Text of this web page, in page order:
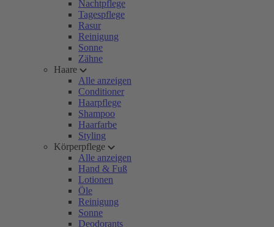
Nachtpflege
Tagespflege
Rasur
Reinigung
Sonne
Zähne
Haare
Alle anzeigen
Conditioner
Haarpflege
Shampoo
Haarfarbe
Styling
Körperpflege
Alle anzeigen
Hand & Fuß
Lotionen
Öle
Reinigung
Sonne
Deodorants